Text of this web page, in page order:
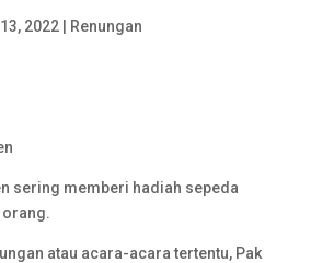
2022| Renungan
sering memberi hadiah sepeda
orang.
atau acara-acara tertentu, Pak